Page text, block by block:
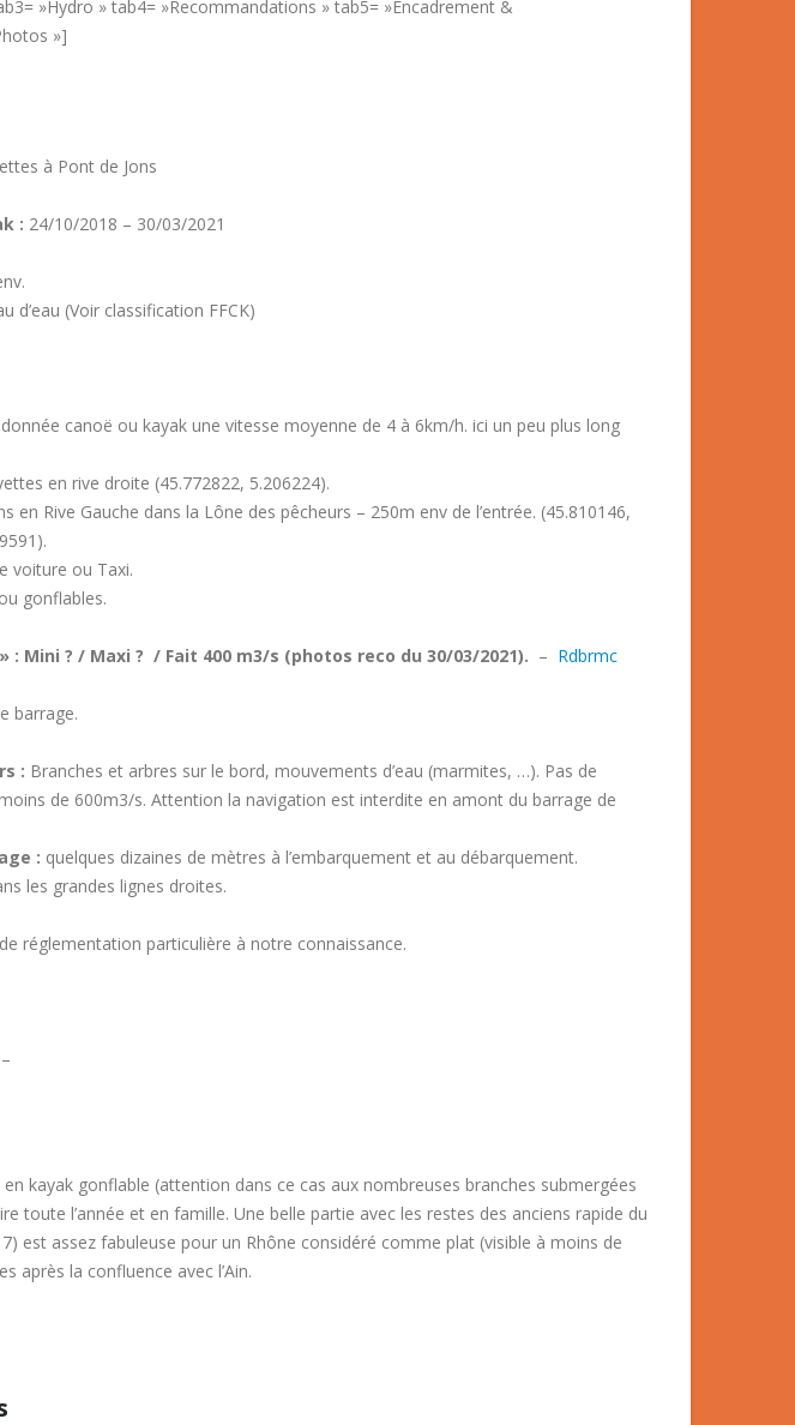
»Hydro » tab4= »Recommandations » tab5= »Encadrement &
»]
à Pont de Jons
: 24/10/2018 – 30/03/2021
d’eau (Voir classification FFCK)
canoë ou kayak une vitesse moyenne de 4 à 6km/h. ici un peu plus long
en rive droite (45.772822, 5.206224).
en Rive Gauche dans la Lône des pêcheurs – 250m env de l’entrée. (45.810146,
voiture ou Taxi.
gonflables.
: Mini ? / Maxi ? / Fait 400 m3/s (photos reco du 30/03/2021). – Rdbrmc
barrage.
: Branches et arbres sur le bord, mouvements d’eau (marmites, …). Pas de
de 600m3/s. Attention la navigation est interdite en amont du barrage de
: quelques dizaines de mètres à l’embarquement et au débarquement.
les grandes lignes droites.
réglementation particulière à notre connaissance.
–
kayak gonflable (attention dans ce cas aux nombreuses branches submergées
toute l’année et en famille. Une belle partie avec les restes des anciens rapide du
est assez fabuleuse pour un Rhône considéré comme plat (visible à moins de
après la confluence avec l’Ain.